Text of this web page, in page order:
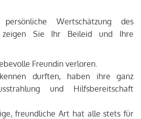
Wertschätzung des
zeigen Sie Ihr Beileid und Ihre
Freundin verloren.
durften, haben ihre ganz
und Hilfsbereitschaft
freundliche Art hat alle stets für